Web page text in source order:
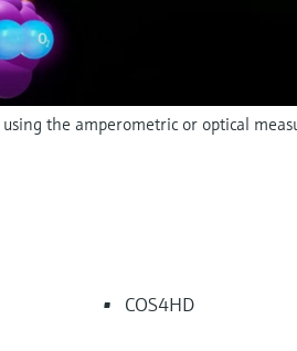
the amperometric or optical
COS4HD